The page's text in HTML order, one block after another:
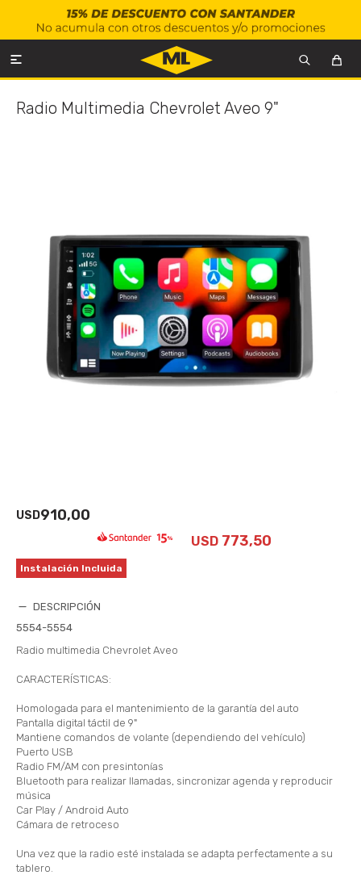

Radio Multimedia Chevrolet Aveo 9"
USD910,00
USD 773,50
Instalación Incluida
DESCRIPCIÓN
5554-5554
Radio multimedia Chevrolet Aveo
CARACTERÍSTICAS:
Homologada para el mantenimiento de la garantía del auto
Pantalla digital táctil de 9"
Mantiene comandos de volante (dependiendo del vehículo)
Puerto USB
Radio FM/AM con presintonías
Bluetooth para realizar llamadas, sincronizar agenda y reproducir
música
Car Play / Android Auto
Cámara de retroceso
Una vez que la radio esté instalada se adapta perfectamente a su
tablero.